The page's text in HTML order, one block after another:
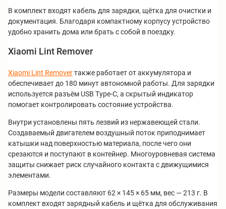
В комплект входят кабель для зарядки, щётка для очистки и
документация. Благодаря компактному корпусу устройство
удобно хранить дома или брать с собой в поездку.
Xiaomi Lint Remover
Xiaomi Lint Removerтакже работает от аккумулятора и
обеспечивает до 180 минут автономной работы. Для зарядки
используется разъём USB Type-C, а скрытый индикатор
помогает контролировать состояние устройства.
Внутри установлены пять лезвий из нержавеющей стали.
Создаваемый двигателем воздушный поток приподнимает
катышки над поверхностью материала, после чего они
срезаются и поступают в контейнер. Многоуровневая система
защиты снижает риск случайного контакта с движущимися
элементами.
Размеры модели составляют 62 × 145 × 65 мм, вес — 213 г. В
комплект входят зарядный кабель и щётка для обслуживания